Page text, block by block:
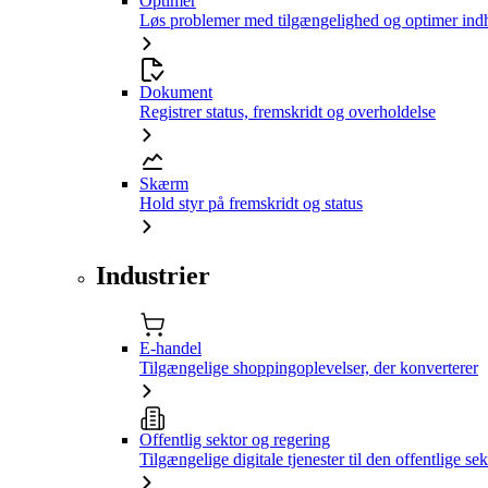
Løs problemer med tilgængelighed og optimer
Dokument
Registrer status, fremskridt og overholdelse
Skærm
Hold styr på fremskridt og status
Industrier
E-handel
Tilgængelige shoppingoplevelser, der konverterer
Offentlig sektor og regering
Tilgængelige digitale tjenester til den offentlige